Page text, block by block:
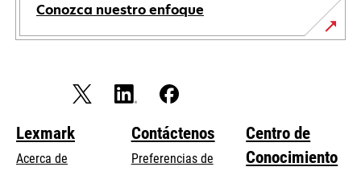
Conozca nuestro enfoque
Lexmark
Acerca de
Contáctenos
Preferencias de
Centro de
Conocimiento